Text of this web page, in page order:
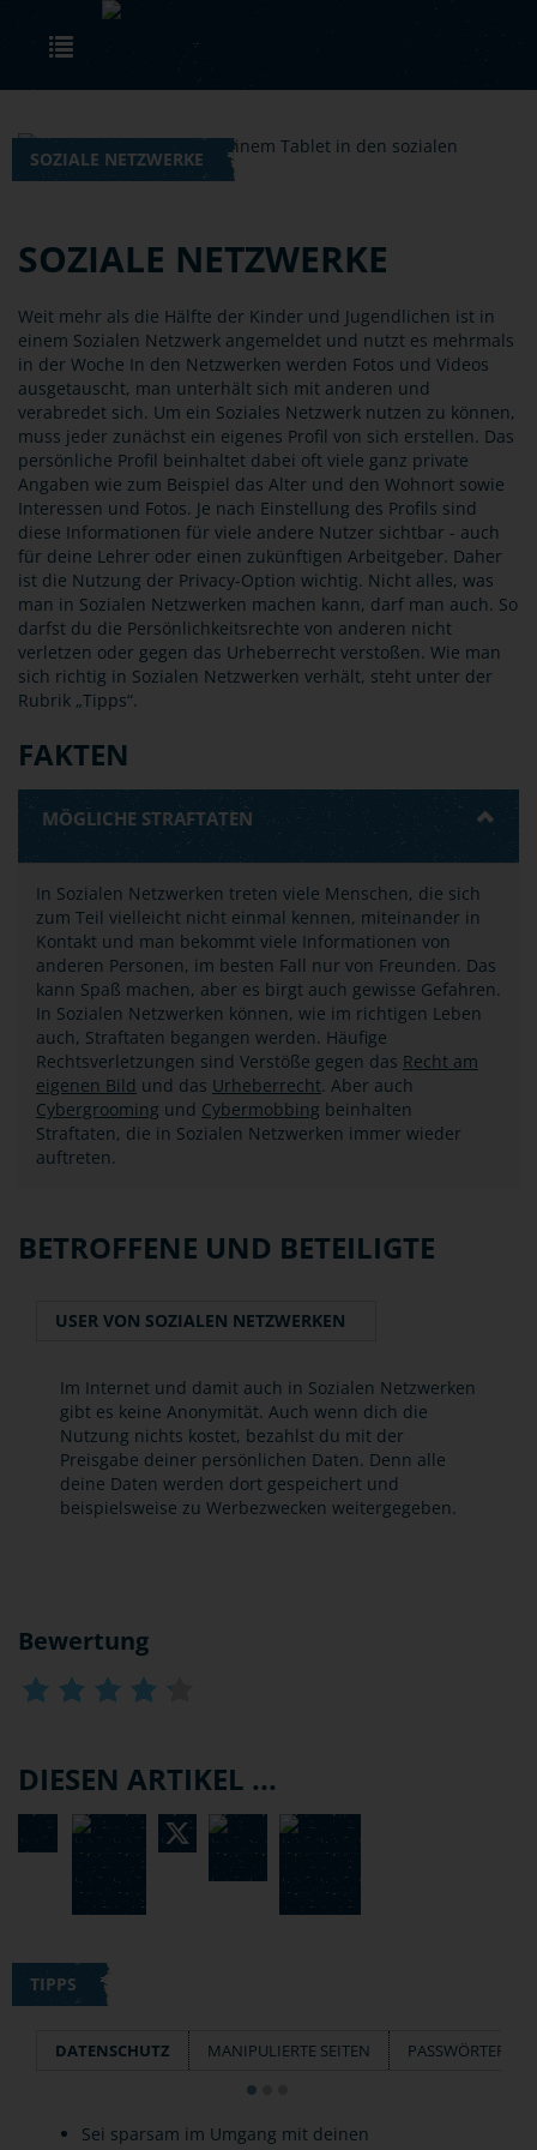
Skip to main content
SOZIALE NETZWERKE
SOZIALE NETZWERKE
Weit mehr als die Hälfte der Kinder und Jugendlichen ist in
einem Sozialen Netzwerk angemeldet und nutzt es mehrmals
in der Woche In den Netzwerken werden Fotos und Videos
ausgetauscht, man unterhält sich mit anderen und
verabredet sich. Um ein Soziales Netzwerk nutzen zu können,
muss jeder zunächst ein eigenes Profil von sich erstellen. Das
persönliche Profil beinhaltet dabei oft viele ganz private
Angaben wie zum Beispiel das Alter und den Wohnort sowie
Interessen und Fotos. Je nach Einstellung des Profils sind
diese Informationen für viele andere Nutzer sichtbar - auch
für deine Lehrer oder einen zukünftigen Arbeitgeber. Daher
ist die Nutzung der Privacy-Option wichtig. Nicht alles, was
man in Sozialen Netzwerken machen kann, darf man auch. So
darfst du die Persönlichkeitsrechte von anderen nicht
verletzen oder gegen das Urheberrecht verstoßen. Wie man
sich richtig in Sozialen Netzwerken verhält, steht unter der
Rubrik „Tipps“.
FAKTEN
MÖGLICHE STRAFTATEN
In Sozialen Netzwerken treten viele Menschen, die sich
zum Teil vielleicht nicht einmal kennen, miteinander in
Kontakt und man bekommt viele Informationen von
anderen Personen, im besten Fall nur von Freunden. Das
kann Spaß machen, aber es birgt auch gewisse Gefahren.
In Sozialen Netzwerken können, wie im richtigen Leben
auch, Straftaten begangen werden. Häufige
Rechtsverletzungen sind Verstöße gegen das Recht am
eigenen Bild und das Urheberrecht. Aber auch
Cybergrooming und Cybermobbing beinhalten
Straftaten, die in Sozialen Netzwerken immer wieder
auftreten.
BETROFFENE UND BETEILIGTE
USER VON SOZIALEN NETZWERKEN
Im Internet und damit auch in Sozialen Netzwerken
gibt es keine Anonymität. Auch wenn dich die
Nutzung nichts kostet, bezahlst du mit der
Preisgabe deiner persönlichen Daten. Denn alle
deine Daten werden dort gespeichert und
beispielsweise zu Werbezwecken weitergegeben.
Bewertung
DIESEN ARTIKEL ...
TIPPS
DATENSCHUTZ MANIPULIERTE SEITEN PASSWÖRTER
Sei sparsam im Umgang mit deinen